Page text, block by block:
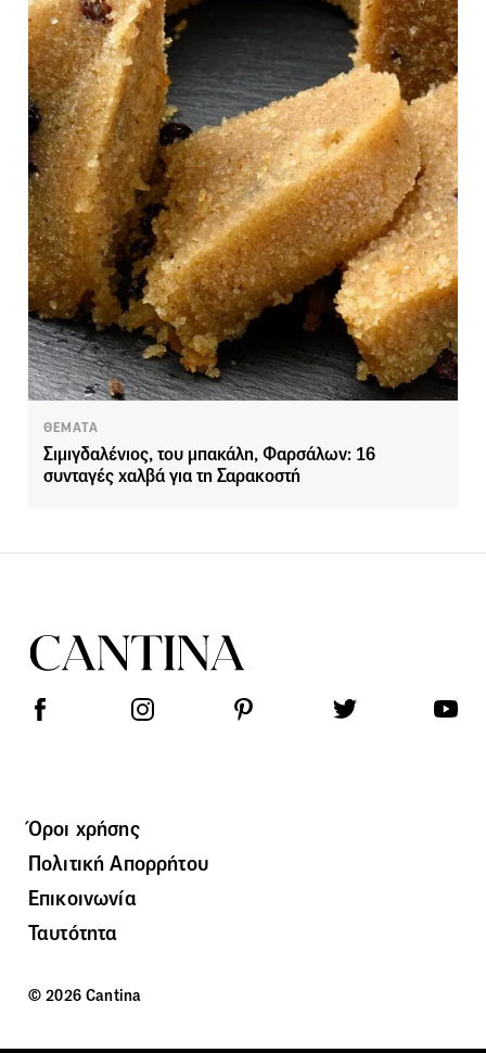
ΘΕΜΑΤΑ
Σιμιγδαλένιος, του μπακάλη, Φαρσάλων: 16
συνταγές χαλβά για τη Σαρακοστή
Όροι χρήσης
Πολιτική Απορρήτου
Επικοινωνία
Ταυτότητα
© 2026 Cantina